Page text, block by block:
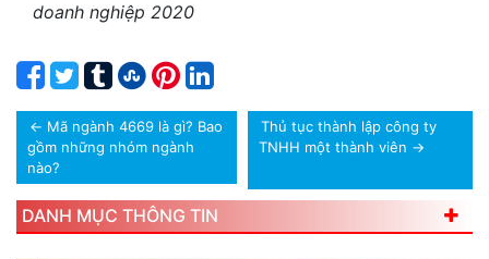
doanh nghiệp 2020
← Mã ngành 4669 là gì? Bao
gồm những nhóm ngành
nào?
Thủ tục thành lập công ty
TNHH một thành viên →
DANH MỤC THÔNG TIN